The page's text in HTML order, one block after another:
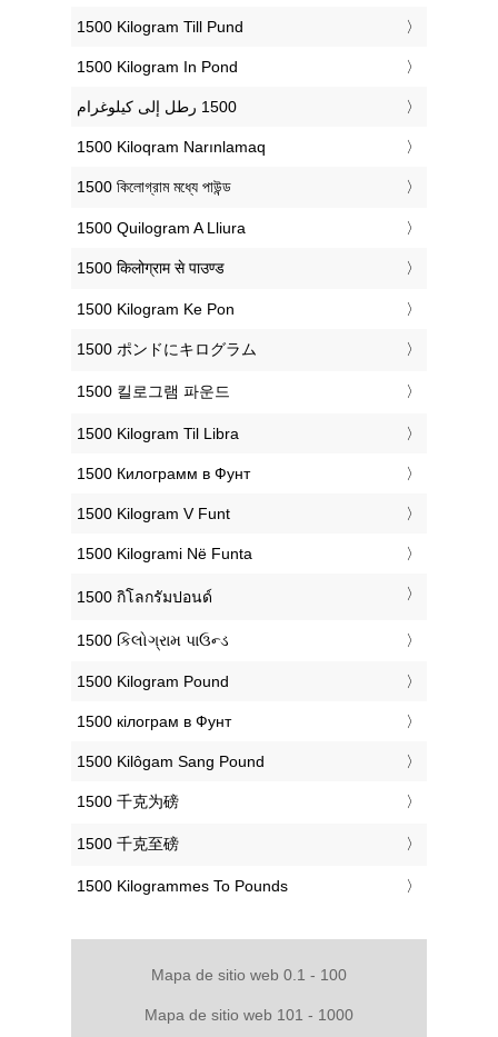
‎1500 Kilogram Till Pund
‎1500 Kilogram In Pond
‎1500 Kiloqram Narınlamaq
‎1500 কিলোগ্রাম মধ্যে পাউন্ড
‎1500 Quilogram A Lliura
‎1500 किलोग्राम से पाउण्ड
‎1500 Kilogram Ke Pon
‎1500 ポンドにキログラム
‎1500 킬로그램 파운드
‎1500 Kilogram Til Libra
‎1500 Килограмм в Фунт
‎1500 Kilogram V Funt
‎1500 Kilogrami Në Funta
‎1500 กิโลกรัมปอนด์
‎1500 કિલોગ્રામ પાઉન્ડ
‎1500 Kilogram Pound
‎1500 кілограм в Фунт
‎1500 Kilôgam Sang Pound
‎1500 千克为磅
‎1500 千克至磅
‎1500 Kilogrammes To Pounds
Mapa de sitio web 0.1 - 100
Mapa de sitio web 101 - 1000